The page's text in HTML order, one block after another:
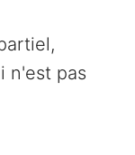
n'est pas